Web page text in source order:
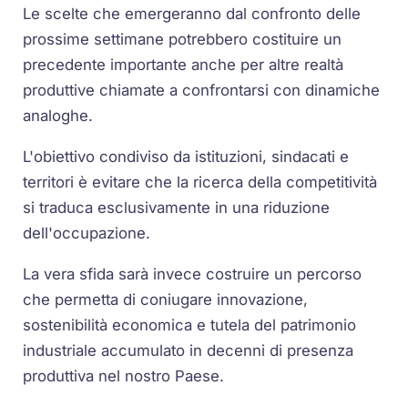
Le scelte che emergeranno dal confronto delle
prossime settimane potrebbero costituire un
precedente importante anche per altre realtà
produttive chiamate a confrontarsi con dinamiche
analoghe.
L'obiettivo condiviso da istituzioni, sindacati e
territori è evitare che la ricerca della competitività
si traduca esclusivamente in una riduzione
dell'occupazione.
La vera sfida sarà invece costruire un percorso
che permetta di coniugare innovazione,
sostenibilità economica e tutela del patrimonio
industriale accumulato in decenni di presenza
produttiva nel nostro Paese.